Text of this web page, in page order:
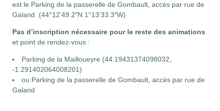
est le Parking de la passerelle de Gombault, accès par rue de
Galand (44°12’49.2″N 1°13’33.3″W)
Pas d’inscription nécessaire pour le reste des animations
et point de rendez-vous :
Parking de la Mailloueyre (44.19431374098032,
-1.291402064008201)
ou Parking de la passerelle de Gombault, accès par rue de
Galand